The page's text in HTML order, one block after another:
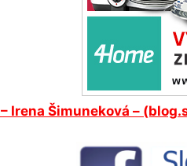
– Irena Šimuneková –